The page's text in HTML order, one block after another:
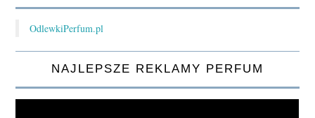
OdlewkiPerfum.pl
NAJLEPSZE REKLAMY PERFUM